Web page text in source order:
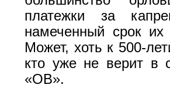
платежки за
намеченный срок
Может, хоть к 500-
кто уже не верит в
«ОВ».